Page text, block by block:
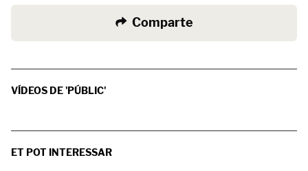
Comparte
VÍDEOS DE 'PÚBLIC'
ET POT INTERESSAR